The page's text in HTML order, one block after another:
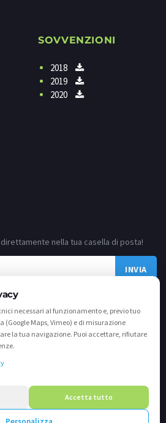
necessari al funzionamento e, previo tuo
(Google Maps, Vimeo) e di misurazione
la tua navigazione. Puoi accettare, rifiutare
Accetta tutto
SOVVENZIONI
2018
2019
2020
nella tua casella di posta!
C.F. 02539810982 - REA / CCIAA (Bs) n. 458309